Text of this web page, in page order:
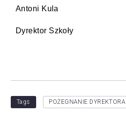
Antoni Kula
Dyrektor Szkoły
Tags POŻEGNANIE DYREKTORA